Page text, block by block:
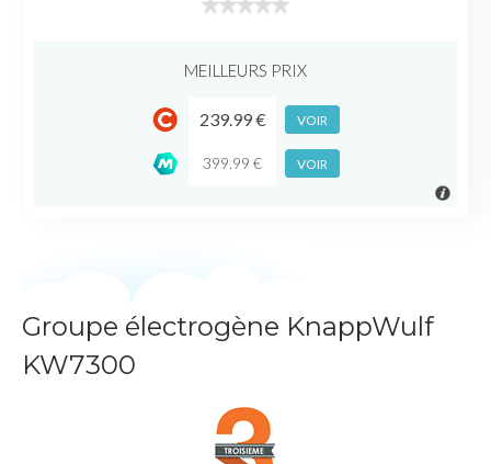
MEILLEURS PRIX
239.99 € VOIR
399.99 € VOIR
Groupe électrogène KnappWulf
KW7300